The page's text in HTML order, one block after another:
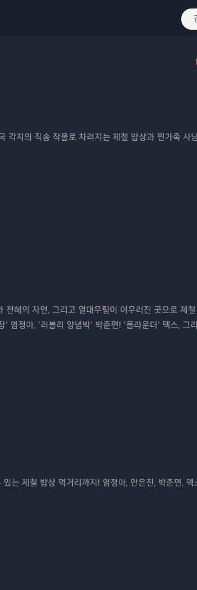
각지의 직송 작물로 차려지는 제철 밥상과 찐가족 사
혜의 자연, 그리고 열대우림이 어우러진 곳으로 제
염정아, ‘러블리 양념박’ 박준면! ‘올라운더’ 덱스, 그
는 제철 밥상 먹거리까지! 염정아, 안은진, 박준면, 덱